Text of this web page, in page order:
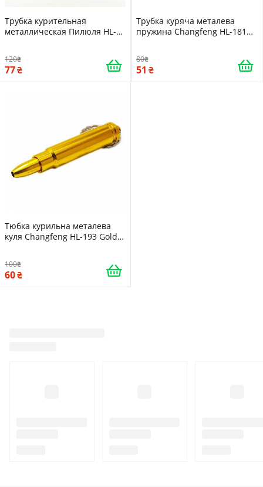
Трубка курительная
металлическая Пилюля HL-
120
77
Трубка куряча металева
пружина Changfeng HL-181
80
51
Тюбка курильна металева
куля Changfeng HL-193 Gold
100
60